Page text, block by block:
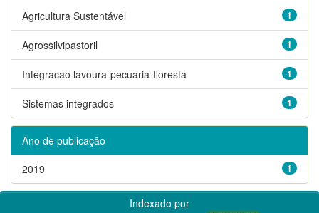
1
Agricultura Sustentável
1
Agrossilvipastoril
1
Integracao lavoura-pecuaria-floresta
1
Sistemas integrados
Ano de publicação
1
2019
Indexado por